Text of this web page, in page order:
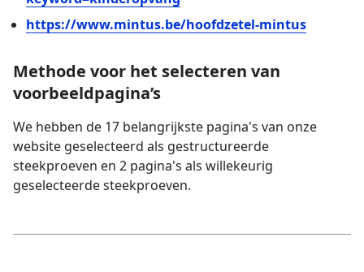
https://www.mintus.be/hoofdzetel-mintus
Methode voor het selecteren van
voorbeeldpagina’s
We hebben de 17 belangrijkste pagina's van onze
website geselecteerd als gestructureerde
steekproeven en 2 pagina's als willekeurig
geselecteerde steekproeven.